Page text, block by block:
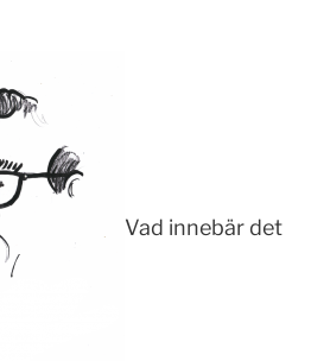
Vad innebär det